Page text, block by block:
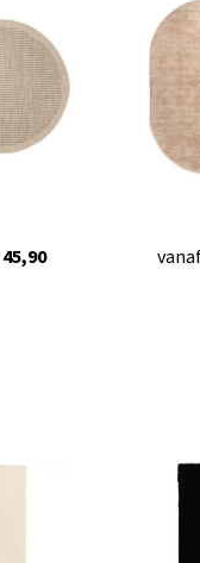
45,90